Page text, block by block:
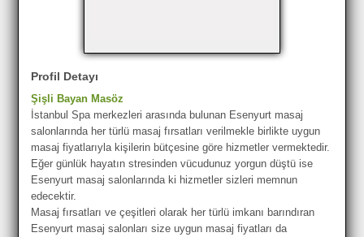
Profil Detayı
Şişli Bayan Masöz
İstanbul Spa merkezleri arasında bulunan Esenyurt masaj
salonlarında her türlü masaj fırsatları verilmekle birlikte uygun
masaj fiyatlarıyla kişilerin bütçesine göre hizmetler vermektedir.
Eğer günlük hayatın stresinden vücudunuz yorgun düştü ise
Esenyurt masaj salonlarında ki hizmetler sizleri memnun
edecektir.
Masaj fırsatları ve çeşitleri olarak her türlü imkanı barındıran
Esenyurt masaj salonları size uygun masaj fiyatları da